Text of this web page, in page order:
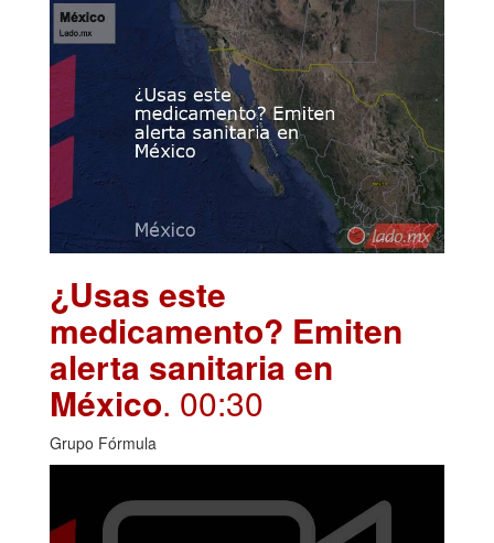
¿Usas este
medicamento? Emiten
alerta sanitaria en
México. 00:30
Grupo Fórmula